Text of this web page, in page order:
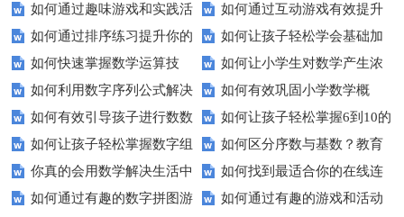
后顺序？
大小？这些建议或许有帮助！
如何通过趣味游戏和实践活
动让孩子轻松掌握数字顺序？
如何通过互动游戏有效提升
孩子的数字识别能力？
如何通过排序练习提升你的
逻辑思维能力？
如何让孩子轻松学会基础加
减法？家长必看的实用技巧！
如何快速掌握数学运算技
巧？四则运算实战指南
如何让小学生对数学产生浓
厚兴趣？趣味数学活动大揭秘！
如何利用数字序列公式解决
复杂数学问题？
如何有效巩固小学数学概
念？
如何有效引导孩子进行数数
练习？家长必看的五大技巧
如何让孩子轻松掌握6到10的
数字读写？
如何让孩子轻松掌握数字组
成的奥秘？
如何区分序数与基数？教育
中这些知识点要知道！
你真的会用数学解决生活中
的难题吗？
如何找到最适合你的在线连
线游戏？
如何通过有趣的数字拼图游
如何通过有趣的游戏和活动